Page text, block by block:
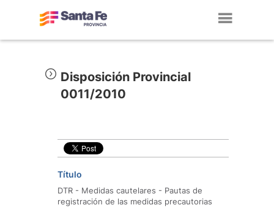
Disposición Provincial
0011/2010
Título
DTR - Medidas cautelares - Pautas de
registración de las medidas precautorias